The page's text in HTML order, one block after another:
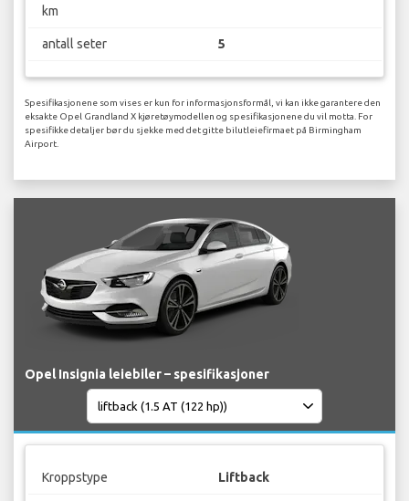
km
antall seter 5
Spesifikasjonene som vises er kun for informasjonsformål, vi kan ikke garantere den
eksakte Opel Grandland X kjøretøymodellen og spesifikasjonene du vil motta. For
spesifikke detaljer bør du sjekke med det gitte bilutleiefirmaet på Birmingham
Airport.
Opel Insignia leiebiler – spesifikasjoner
Kroppstype Liftback